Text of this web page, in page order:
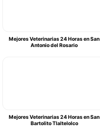
Mejores Veterinarias 24 Horas en San
Antonio del Rosario
Mejores Veterinarias 24 Horas en San
Bartolito Tlaltelolco